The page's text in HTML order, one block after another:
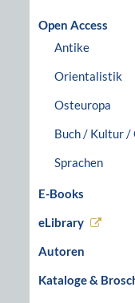
Open Access
Antike
Orientalistik
Osteuropa
Buch / Kultur /
Sprachen
E-Books
eLibrary
Autoren
Kataloge &